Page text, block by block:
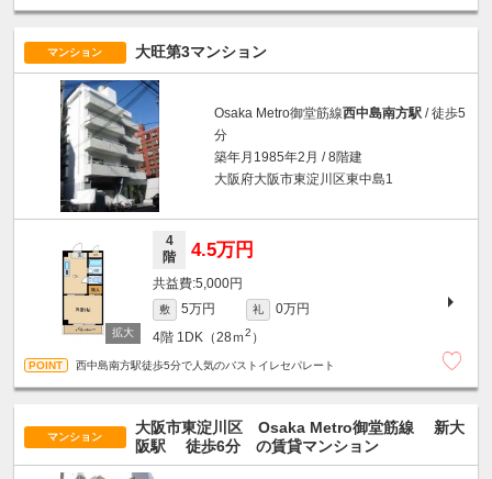
マンション 大旺第3マンション
Osaka Metro御堂筋線西中島南方駅 / 徒歩5
分
築年月1985年2月 / 8階建
大阪府大阪市東淀川区東中島1
4
階
4.5万円
5,000円
敷 5万円 礼
0万円
4階 1DK（28ｍ2 ）
西中島南方駅徒歩5分で人気のバストイレセパレート
マンション
大阪市東淀川区 Osaka Metro御堂筋線
新大
阪駅
徒歩6分 の賃貸マンション